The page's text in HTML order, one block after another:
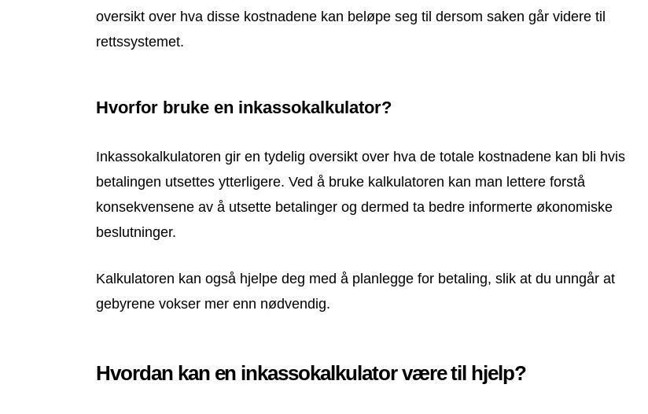
oversikt over hva disse kostnadene kan beløpe seg til dersom saken går videre til
rettssystemet.
Hvorfor bruke en inkassokalkulator?
Inkassokalkulatoren gir en tydelig oversikt over hva de totale kostnadene kan bli hvis
betalingen utsettes ytterligere. Ved å bruke kalkulatoren kan man lettere forstå
konsekvensene av å utsette betalinger og dermed ta bedre informerte økonomiske
beslutninger.
Kalkulatoren kan også hjelpe deg med å planlegge for betaling, slik at du unngår at
gebyrene vokser mer enn nødvendig.
Hvordan kan en inkassokalkulator være til hjelp?